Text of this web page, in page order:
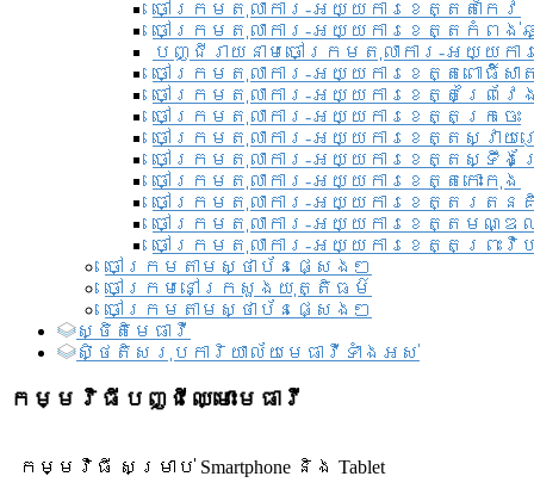
ចៅក្រមតុលាការ-អយ្យការខេត្តតាកែវ
ចៅក្រមតុលាការ-អយ្យការខេត្តកំពង់
បញ្ជីរាយនាមចៅក្រមតុលាការ-អយ្យក
ចៅក្រមតុលាការ-អយ្យការខេត្តពោធិ៍សា
ចៅក្រមតុលាការ-អយ្យការខេត្តព្រៃវែ
ចៅក្រមតុលាការ-អយ្យការខេត្តក្រចេះ
ចៅក្រមតុលាការ-អយ្យការខេត្តស្វាយ
ចៅក្រមតុលាការ-អយ្យការខេត្តស្ទឹង
ចៅក្រមតុលាការ-អយ្យការខេត្តកោះកុង
ចៅក្រមតុលាការ-អយ្យការខេត្តរតន
ចៅក្រមតុលាការ-អយ្យការខេត្តមណ្
ចៅក្រមតុលាការ-អយ្យការខេត្តព្រះវិហ
ចៅក្រមតាមស្ថាប័នផ្សេងៗ
ចៅក្រមនៅក្រសួងយុត្តិធម៌
ចៅក្រមតាមស្ថាប័នផ្សេងៗ
ស្ថិតិមេធាវី
សិ្ថតិសរុបការិយាល័យមេធាវីទាំងអស់​
កម្មវិធីបញ្ជីឈ្មោះមេធាវី
កម្មវិធី សម្រាប់ Smartphone និង Tablet